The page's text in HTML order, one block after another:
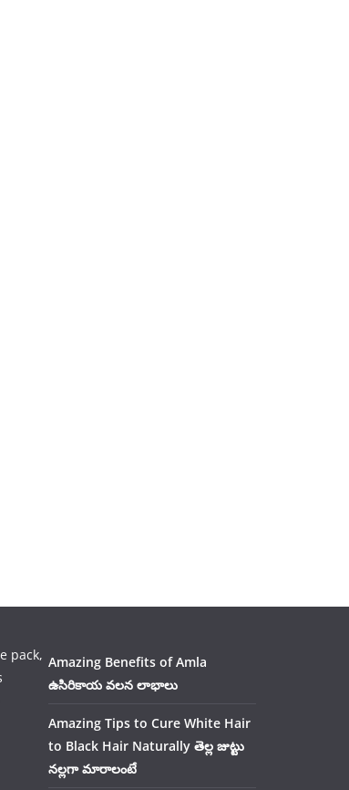
Amazing Benefits of Amla
ఉసిరికాయ వలన లాభాలు
Amazing Tips to Cure White Hair
to Black Hair Naturally తెల్ల జుట్టు
నల్లగా మారాలంటే